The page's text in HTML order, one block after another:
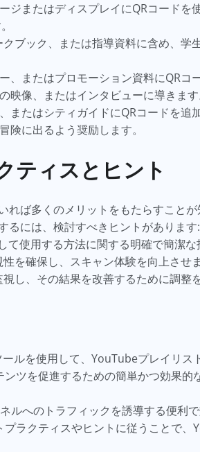
ジまたはディスプレイにQRコードを
ブック、または指導資料に含め、
、またはプロモーション資料にQR
像、またはインタビューに導きます
またはシティガイドにQRコードを
険に出るよう奨励します。
ティスとヒント
れば多くのメリットをもたらすこと
るには、検討すべきヒントがあります:
使用する方法に関する明確で簡潔な
を確保し、スキャン体験を向上させま
し、その結果を改善するために調整
ルを使用して、YouTubeプレイリス
ツを促進するための簡単かつ効果的
ルへのトラフィックを誘導する便利
ラクティスやヒントに従うことで